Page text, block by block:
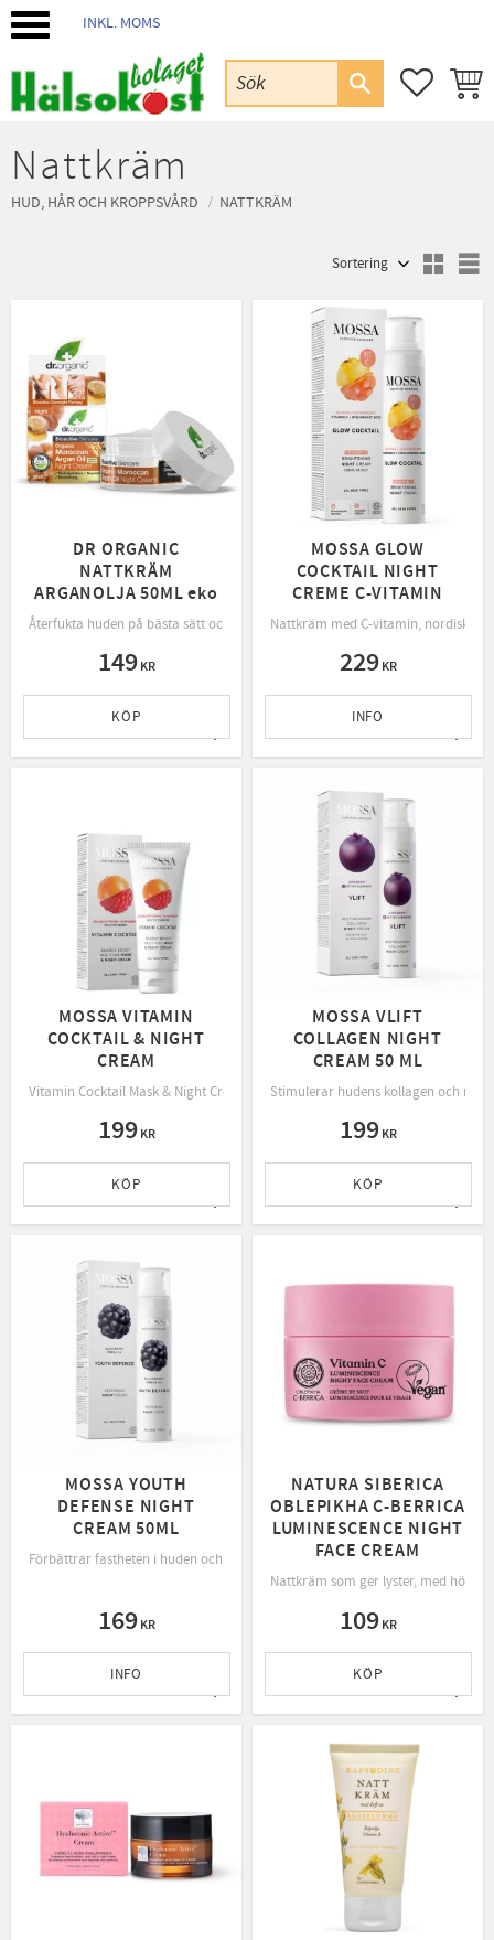
INKL. MOMS
Nattkräm
HUD, HÅR OCH KROPPSVÅRD NATTKRÄM
DR ORGANIC
NATTKRÄM
ARGANOLJA 50ML eko
Återfukta huden på bästa sätt och ge den näring under natten med hjälp av
149KR
Lägg till i favoriter
KÖP
MOSSA GLOW
COCKTAIL NIGHT
CREME C-VITAMIN
Nattkräm med C-vitamin, nordiska
229KR
INFO
MOSSA VITAMIN
COCKTAIL & NIGHT
CREAM
Vitamin Cocktail Mask & Night Cream är en krämig ansiktsmask och
199KR
Lägg till i favoriter
KÖP
MOSSA VLIFT
COLLAGEN NIGHT
CREAM 50 ML
Stimulerar hudens kollagen och
199KR
KÖP
MOSSA YOUTH
DEFENSE NIGHT
CREAM 50ML
Förbättrar fastheten i huden och ger näring och återfuktar huden under
169KR
Lägg till i favoriter
INFO
NATURA SIBERICA
OBLEPIKHA C-BERRICA
LUMINESCENCE NIGHT
FACE CREAM
Nattkräm som ger lyster, med högt
109KR
KÖP